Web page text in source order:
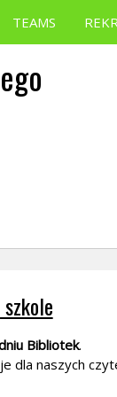
TEAMS
Bibliotek.
dla naszych